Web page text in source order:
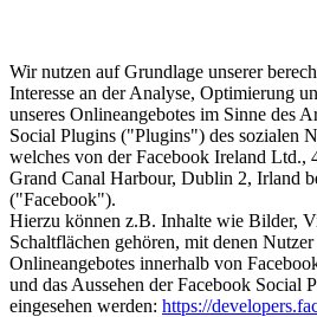
Wir nutzen auf Grundlage unserer
Interesse an der Analyse, Optimierung
unseres Onlineangebotes im Sinne des
Social Plugins ("Plugins") des sozialen
welches von der Facebook Ireland Ltd.,
Grand Canal Harbour, Dublin 2, Irland
("Facebook").
Hierzu können z.B. Inhalte wie Bilder,
Schaltflächen gehören, mit denen
Onlineangebotes innerhalb von
und das Aussehen der Facebook Social
eingesehen werden: https://